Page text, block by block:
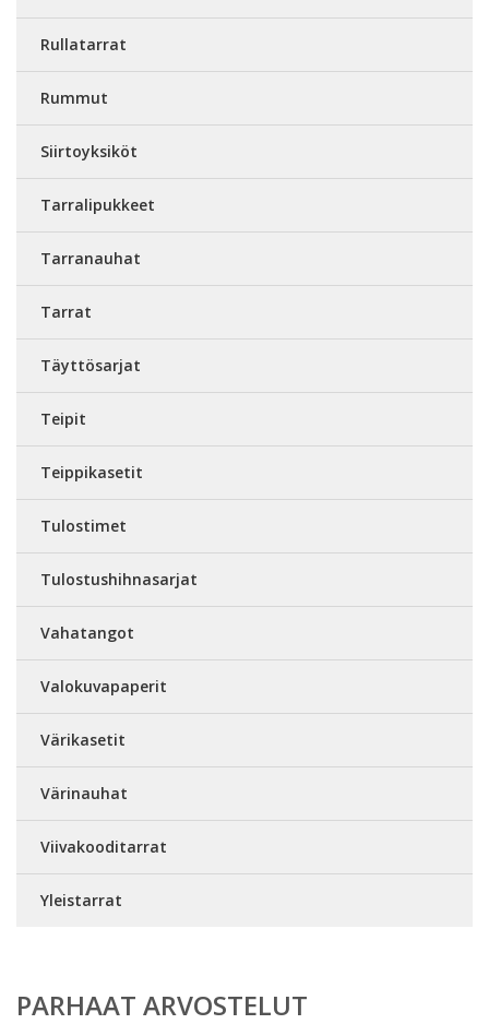
Rullatarrat
Rummut
Siirtoyksiköt
Tarralipukkeet
Tarranauhat
Tarrat
Täyttösarjat
Teipit
Teippikasetit
Tulostimet
Tulostushihnasarjat
Vahatangot
Valokuvapaperit
Värikasetit
Värinauhat
Viivakooditarrat
Yleistarrat
PARHAAT ARVOSTELUT